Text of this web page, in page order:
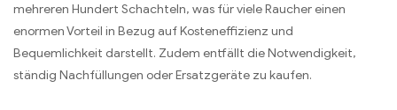
mehreren Hundert Schachteln, was für viele Raucher einen
enormen Vorteil in Bezug auf Kosteneffizienz und
Bequemlichkeit darstellt. Zudem entfällt die Notwendigkeit,
ständig Nachfüllungen oder Ersatzgeräte zu kaufen.